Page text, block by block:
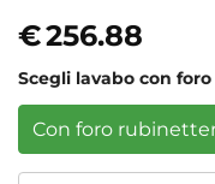
€256.88
Scegli lavabo con
Con foro